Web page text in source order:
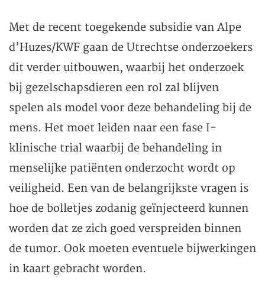
Met de recent toegekende subsidie van Alpe
d’Huzes/KWF gaan de Utrechtse onderzoekers
dit verder uitbouwen, waarbij het onderzoek
bij gezelschapsdieren een rol zal blijven
spelen als model voor deze behandeling bij de
mens. Het moet leiden naar een fase I-
klinische trial waarbij de behandeling in
menselijke patiënten onderzocht wordt op
veiligheid. Een van de belangrijkste vragen is
hoe de bolletjes zodanig geïnjecteerd kunnen
worden dat ze zich goed verspreiden binnen
de tumor. Ook moeten eventuele bijwerkingen
in kaart gebracht worden.